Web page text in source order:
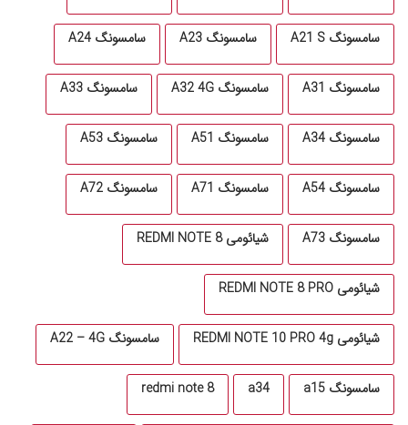
سامسونگ A21 S سامسونگ A23 سامسونگ A24
سامسونگ A31 سامسونگ A32 4G سامسونگ A33
سامسونگ A34 سامسونگ A51 سامسونگ A53
سامسونگ A54 سامسونگ A71 سامسونگ A72
سامسونگ A73 شیائومی REDMI NOTE 8
شیائومی REDMI NOTE 8 PRO
شیائومی REDMI NOTE 10 PRO 4g سامسونگ A22 – 4G
سامسونگ a15 a34
redmi note 8